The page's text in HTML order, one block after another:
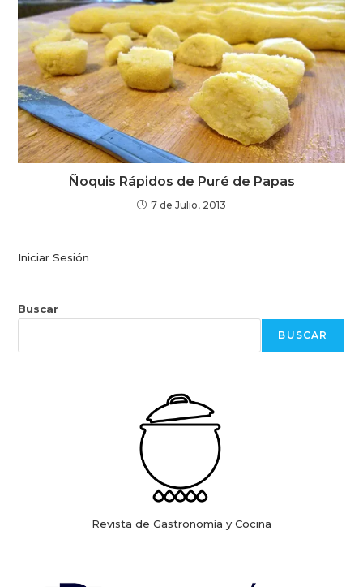
Ñoquis Rápidos de Puré de Papas
7 de Julio, 2013
Iniciar Sesión
Buscar
BUSCAR
Revista de Gastronomía y Cocina